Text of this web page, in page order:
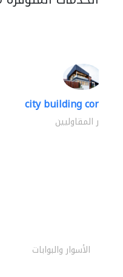
city building
كبار المقاوليين
الأسوار والبوابات